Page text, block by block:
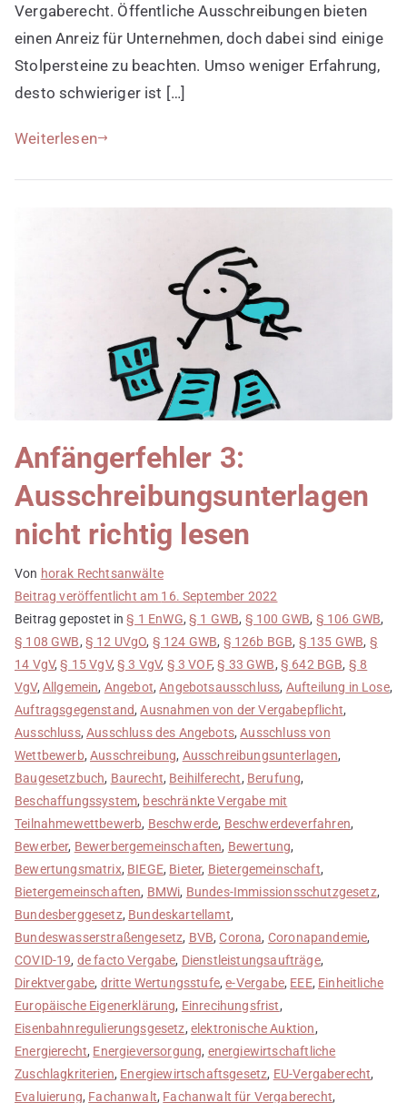
Vergaberecht. Öffentliche Ausschreibungen bieten
einen Anreiz für Unternehmen, doch dabei sind einige
Stolpersteine zu beachten. Umso weniger Erfahrung,
desto schwieriger ist […]
Weiterlesen
Anfängerfehler 3:
Ausschreibungsunterlagen
nicht richtig lesen
Von horak Rechtsanwälte
Beitrag veröffentlicht am 16. September 2022
Beitrag gepostet in§ 1 EnWG,§ 1 GWB, § 100 GWB, § 106 GWB,
§ 108 GWB, § 12 UVgO, § 124 GWB, § 126b BGB, § 135 GWB, §
14 VgV,§ 15 VgV,§ 3 VgV, § 3 VOF,§ 33 GWB, § 642 BGB, § 8
VgV, Allgemein, Angebot,Angebotsausschluss, Aufteilung in Lose,
Auftragsgegenstand,Ausnahmen von der Vergabepflicht,
Ausschluss,Ausschluss des Angebots,Ausschluss von
Wettbewerb,Ausschreibung, Ausschreibungsunterlagen,
Baugesetzbuch, Baurecht, Beihilferecht, Berufung,
Beschaffungssystem, beschränkte Vergabe mit
Teilnahmewettbewerb, Beschwerde, Beschwerdeverfahren,
Bewerber, Bewerbergemeinschaften, Bewertung,
Bewertungsmatrix, BIEGE, Bieter, Bietergemeinschaft,
Bietergemeinschaften, BMWi, Bundes-Immissionsschutzgesetz,
Bundesberggesetz, Bundeskartellamt,
Bundeswasserstraßengesetz, BVB,Corona, Coronapandemie,
COVID-19, de facto Vergabe, Dienstleistungsaufträge,
Direktvergabe, dritte Wertungsstufe,e-Vergabe, EEE, Einheitliche
Europäische Eigenerklärung, Einrecihungsfrist,
Eisenbahnregulierungsgesetz, elektronische Auktion,
Energierecht, Energieversorgung, energiewirtschaftliche
Zuschlagkriterien, Energiewirtschaftsgesetz, EU-Vergaberecht,
Evaluierung, Fachanwalt, Fachanwalt für Vergaberecht,